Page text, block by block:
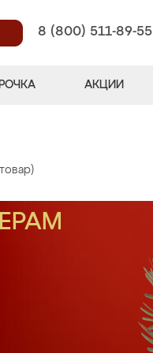
8 (800) 511-89-55
АКЦИИ